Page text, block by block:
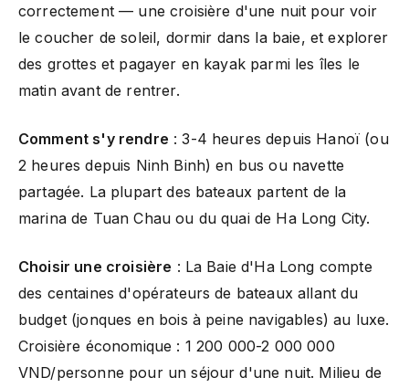
correctement — une croisière d'une nuit pour voir
le coucher de soleil, dormir dans la baie, et explorer
des grottes et pagayer en kayak parmi les îles le
matin avant de rentrer.
Comment s'y rendre : 3-4 heures depuis Hanoï (ou
2 heures depuis Ninh Binh) en bus ou navette
partagée. La plupart des bateaux partent de la
marina de Tuan Chau ou du quai de Ha Long City.
Choisir une croisière : La Baie d'Ha Long compte
des centaines d'opérateurs de bateaux allant du
budget (jonques en bois à peine navigables) au luxe.
Croisière économique : 1 200 000-2 000 000
VND/personne pour un séjour d'une nuit. Milieu de